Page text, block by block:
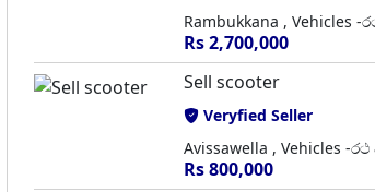
Rambukkana , Vehicles -
Rs 2,700,000
Sell scooter
Veryfied Seller
Avissawella , Vehicles -
Rs 800,000